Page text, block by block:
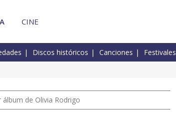
CINE
Discos históricos Canciones Festivales
de Olivia Rodrigo